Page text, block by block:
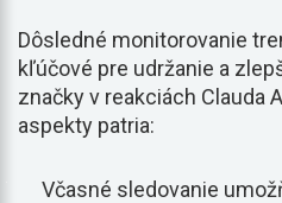
Dôsledné monitorovanie
kľúčové pre udržanie a
značky v reakciách Clauda
aspekty patria:
Včasné sledovanie